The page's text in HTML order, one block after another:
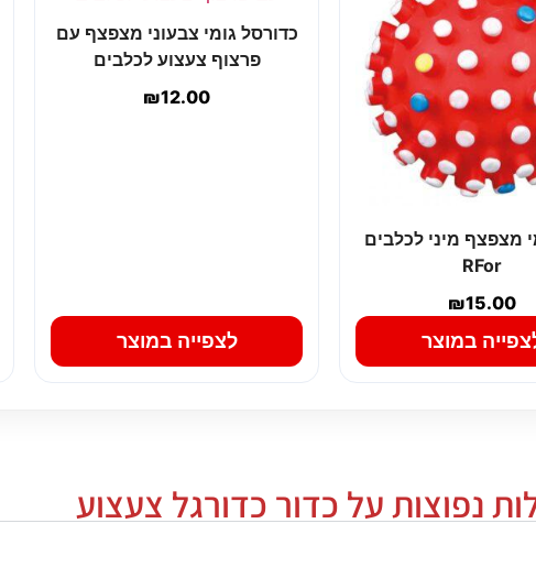
מצפצף מיני לכלבים
RFor
₪15.00
במוצר
כדורסל גומי צבעוני מצפצף עם
פרצוף צעצוע לכלבים
₪12.00
לצפייה במוצר
נפוצות על כדור כדורגל צעצוע